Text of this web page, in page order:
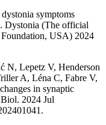
symptoms
Dystonia (The official
USA) 2024
N, Lepetz V, Henderson
A, Léna C, Fabre V,
in synaptic
2024 Jul